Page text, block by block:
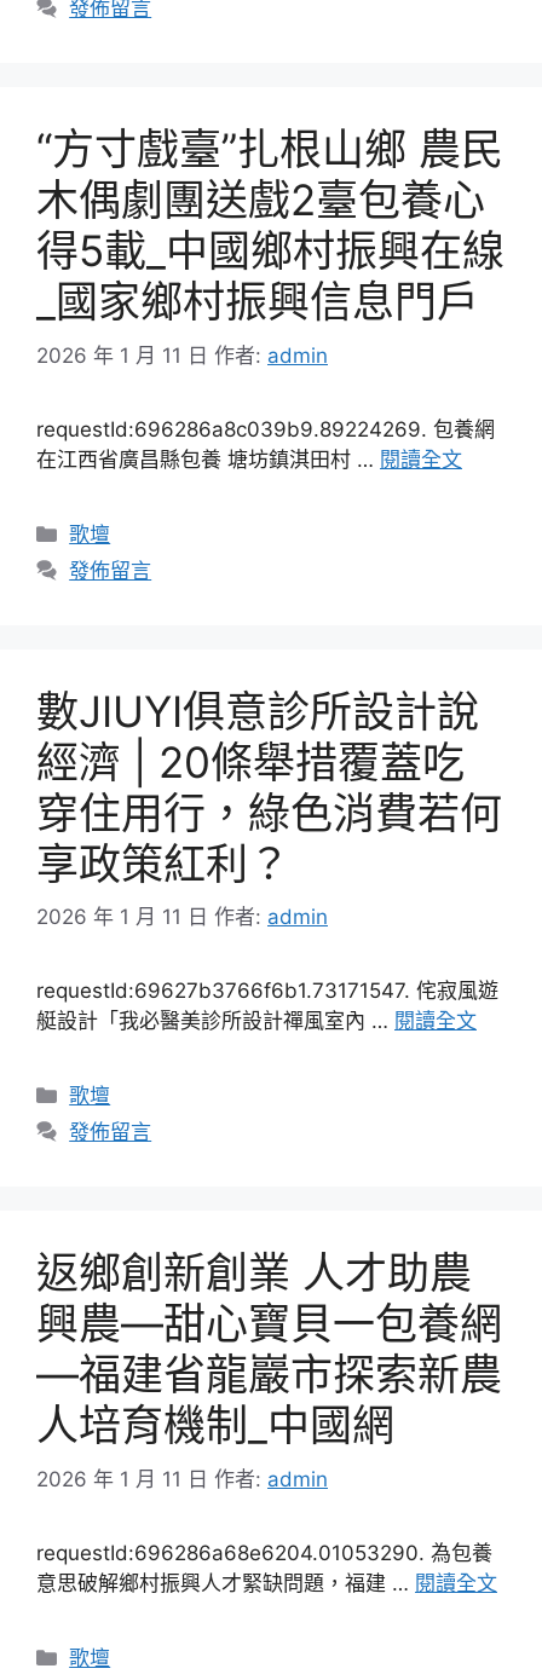
發佈留言
“方寸戲臺”扎根山鄉 農民
木偶劇團送戲2臺包養心
得5載_中國鄉村振興在線
_國家鄉村振興信息門戶
2026 年 1 月 11 日 作者: admin
requestId:696286a8c039b9.89224269. 包養網
在江西省廣昌縣包養 塘坊鎮淇田村 … 閱讀全文
分
類
歌壇
發佈留言
數JIUYI俱意診所設計說
經濟 | 20條舉措覆蓋吃
穿住用行，綠色消費若何
享政策紅利？
2026 年 1 月 11 日 作者: admin
requestId:69627b3766f6b1.73171547. 侘寂風遊
艇設計「我必醫美診所設計禪風室內 … 閱讀全文
分
類
歌壇
發佈留言
返鄉創新創業 人才助農
興農—甜心寶貝一包養網
—福建省龍巖市探索新農
人培育機制_中國網
2026 年 1 月 11 日 作者: admin
requestId:696286a68e6204.01053290. 為包養
意思破解鄉村振興人才緊缺問題，福建 … 閱讀全文
分
歌壇